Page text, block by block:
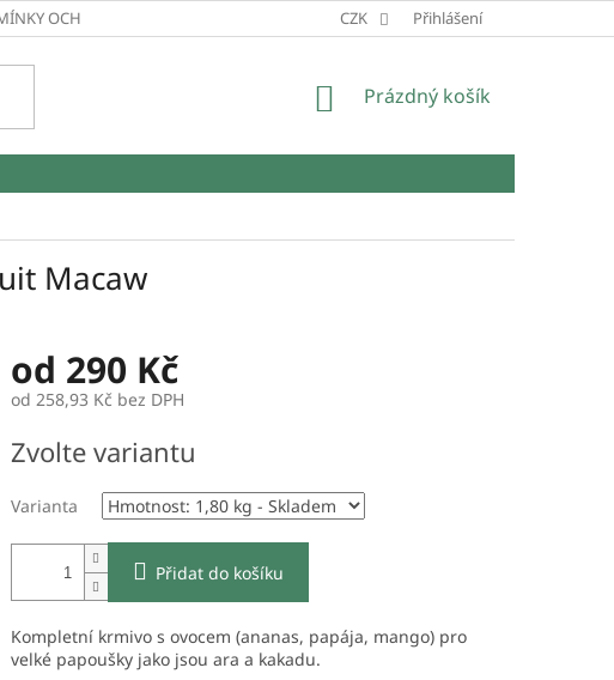
OCHRANY OSOBNÍCH ÚDAJŮ CZK Přihlášení
NÁKUPNÍ
Prázdný košík
Macaw
od 290 Kč
od 258,93 Kč bez DPH
cena:
Zvolte variantu
Varianta
Přidat do košíku
Kompletní krmivo s ovocem (ananas, papája, mango) pro
velké papoušky jako jsou ara a kakadu.